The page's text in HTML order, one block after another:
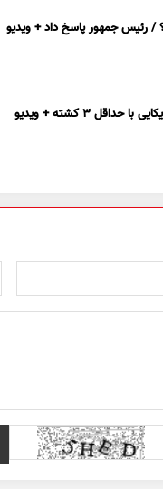
/ رئیس جمهور پاسخ داد + ویدیو
۳ کشته + ویدیو